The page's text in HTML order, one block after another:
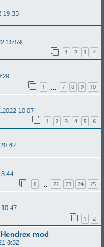
19:33
15:59
1 2 3 4
1 7 8 9 10
10:07
1 2 3 4 5 6
1 22 23 24 25
10:47
1 2
mod
8:32